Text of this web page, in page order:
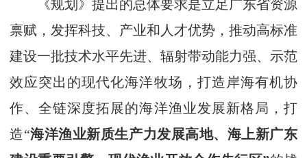
《规划》提出的总体要求是立足广东省资源
禀赋，发挥科技、产业和人才优势，推动高标准
建设一批技术水平先进、辐射带动能力强、示范
效应突出的现代化海洋牧场，打造岸海有机协
作、全链深度拓展的海洋渔业发展新格局，打
造“海洋渔业新质生产力发展高地、海上新广东